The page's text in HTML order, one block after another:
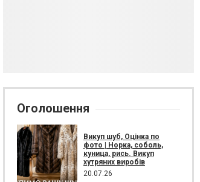
Оголошення
Викуп шуб, Оцінка по
фото | Норка, соболь,
куница, рись. Викуп
хутряних виробів
20.07.26